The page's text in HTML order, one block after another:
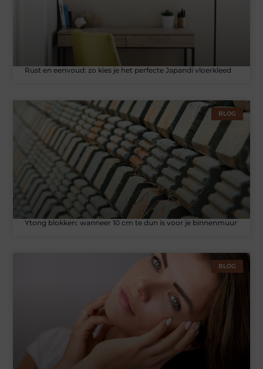
Rust en eenvoud: zo kies je het perfecte Japandi vloerkleed
BLOG
Ytong blokken: wanneer 10 cm te dun is voor je binnenmuur
BLOG